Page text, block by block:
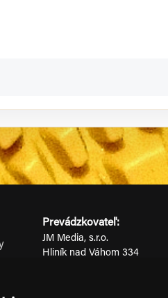
Prevádzkovateľ:
JM Media, s.r.o.
Hliník nad Váhom 334